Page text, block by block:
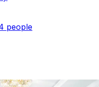
people